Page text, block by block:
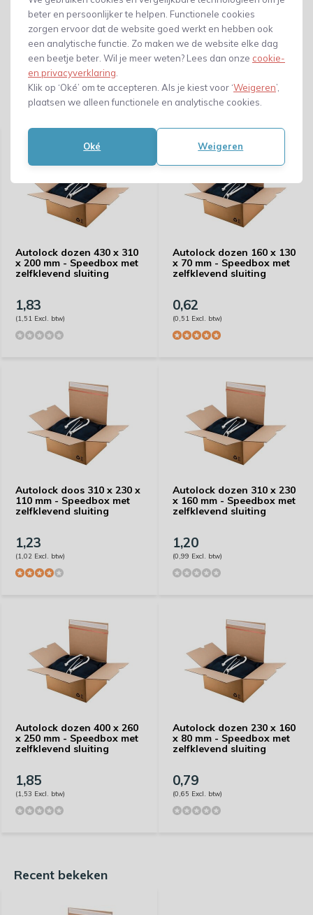
beter en persoonlijker te helpen. Functionele cookies
zorgen ervoor dat de website goed werkt en hebben ook
een analytische functie. Zo maken we de website elke dag
een beetje beter. Wil je meer weten? Lees dan onze cookie-
en privacyverklaring
Klik op ‘Oké’ om te accepteren. Als je kiest voor ‘Weigeren’,
plaatsen we alleen functionele en analytische cookies.
Oké Weigeren
Gerelateerde producten
Autolock dozen 430 x 310
x 200 mm - Speedbox met
zelfklevend sluiting
1,83
(1,51 Excl. btw)
Autolock dozen 160 x 130
x 70 mm - Speedbox met
zelfklevend sluiting
0,62
(0,51 Excl. btw)
Autolock doos 310 x 230 x
110 mm - Speedbox met
zelfklevend sluiting
1,23
(1,02 Excl. btw)
Autolock dozen 310 x 230
x 160 mm - Speedbox met
zelfklevend sluiting
1,20
(0,99 Excl. btw)
Autolock dozen 400 x 260
x 250 mm - Speedbox met
zelfklevend sluiting
1,85
(1,53 Excl. btw)
Autolock dozen 230 x 160
x 80 mm - Speedbox met
zelfklevend sluiting
0,79
(0,65 Excl. btw)
Recent bekeken